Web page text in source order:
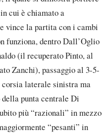
cui è chiamato a
vince la partita con i cambi
funziona, dentro Dall’Oglio
(il recuperato Pinto, al
Zanchi), passaggio al 3-5-
corsia laterale sinistra ma
punta centrale Di
più “razionali” in mezzo
“pesanti” in